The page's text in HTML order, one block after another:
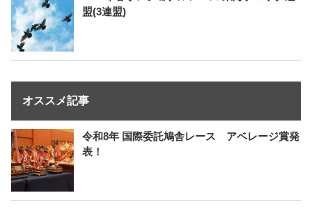
盟(3連盟)
オススメ記事
令和8年 国際委託鳩舎レース アベレージ賞発
表！